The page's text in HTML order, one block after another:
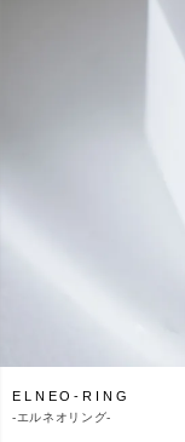
ELNEO-RING
-エルネオリング-